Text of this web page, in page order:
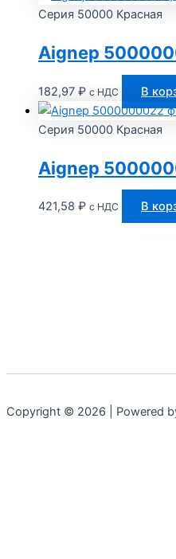
Серия 50000 Красная
Aignep
182,97 ₽ с НДС В
Серия 50000 Красная
Aignep
421,58 ₽ с НДС В
Copyright © 2026 | Powered